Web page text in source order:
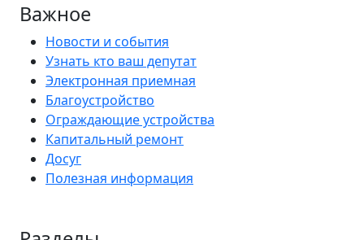
Важное
Новости и события
Узнать кто ваш депутат
Электронная приемная
Благоустройство
Ограждающие устройства
Капитальный ремонт
Досуг
Полезная информация